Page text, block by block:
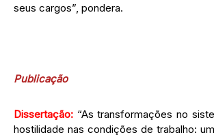
seus cargos”, pondera.
Publicação
Dissertação: “As transformações no
hostilidade nas condições de trabalho: